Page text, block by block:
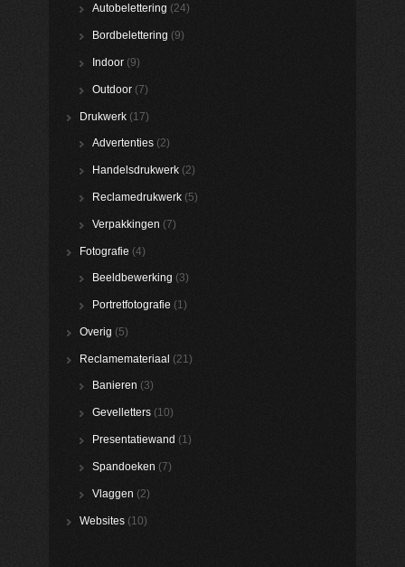
Autobelettering (24)
Bordbelettering (9)
Indoor (9)
Outdoor (7)
Drukwerk (17)
Advertenties (2)
Handelsdrukwerk (2)
Reclamedrukwerk (5)
Verpakkingen (7)
Fotografie (4)
Beeldbewerking (3)
Portretfotografie (1)
Overig (5)
Reclamemateriaal (21)
Banieren (3)
Gevelletters (10)
Presentatiewand (1)
Spandoeken (7)
Vlaggen (2)
Websites (10)